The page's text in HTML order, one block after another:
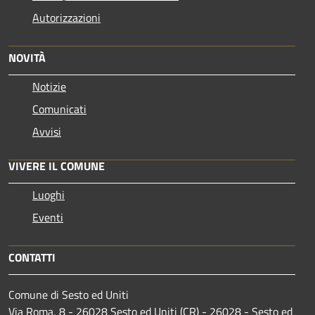
Autorizzazioni
NOVITÀ
Notizie
Comunicati
Avvisi
VIVERE IL COMUNE
Luoghi
Eventi
CONTATTI
Comune di Sesto ed Uniti
Via Roma, 8 - 26028 Sesto ed Uniti (CR) - 26028 - Sesto ed